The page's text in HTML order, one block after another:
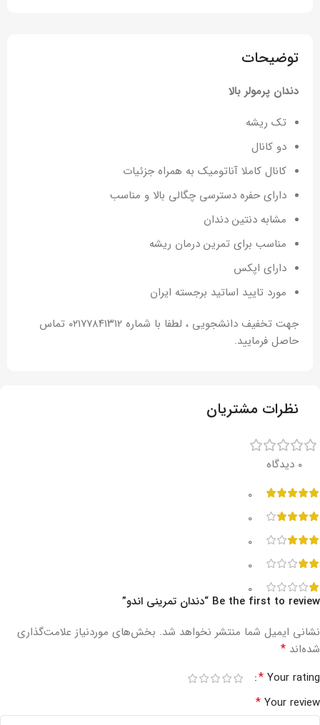
توضیحات
دندان پرمولر بالا
تک ریشه
دو کانال
کانال کاملا آناتومیک به همراه جزئیات
دارای حفره دسترسی چگالی بالا و مناسب
مشابه دنتین دندان
مناسب برای تمرین درمان ریشه
دارای اپکس
مورد تایید اساتید برجسته ایران
جهت تخفیف دانشجویی ، لطفا با شماره ۰۲۱۷۷۸۴۱۳۱۲ تماس
حاصل فرمایید.
نظرات مشتریان
‫۰ دیدگاه
۰
۰
۰
۰
۰
Be the first to review “دندان تمرینی اندو”
نشانی ایمیل شما منتشر نخواهد شد. بخش‌های موردنیاز علامت‌گذاری
شده‌اند *
Your rating
*
Your review
*